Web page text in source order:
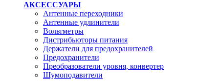
АКСЕССУАРЫ
Антенные переходники
Антенные удлинители
Вольтметры
Дистрибьюторы питания
Держатели для предохранителей
Предохранители
Преобразователи уровня, конвертер
Шумоподавители